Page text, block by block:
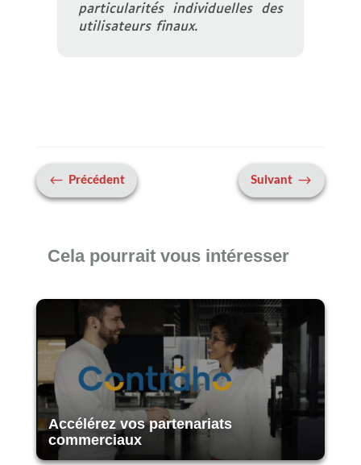
particularités individuelles des
utilisateurs finaux.
# Précédent Suivant $
Cela pourrait vous intéresser
Accélérez vos partenariats
commerciaux